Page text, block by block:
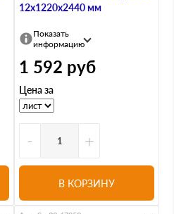
12х1220х2440 мм
Показать
информацию
1 592 руб
Цена за
- +
В КОРЗИНУ